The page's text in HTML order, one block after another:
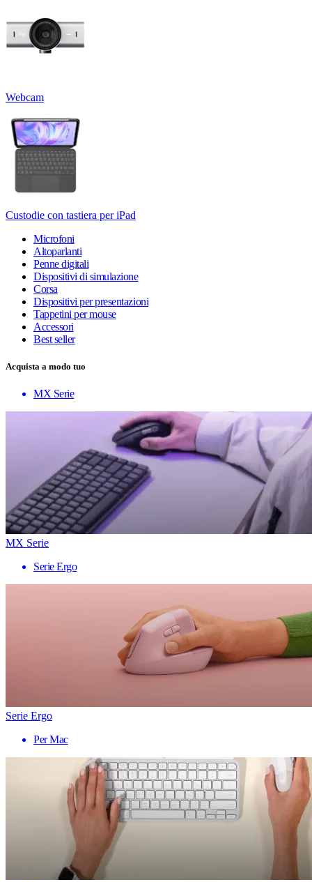
Webcam
Custodie con tastiera per iPad
Microfoni
Altoparlanti
Penne digitali
Dispositivi di simulazione
Corsa
Dispositivi per presentazioni
Tappetini per mouse
Accessori
Best seller
Acquista a modo tuo
MX Serie
MX Serie
Serie Ergo
Serie Ergo
Per Mac